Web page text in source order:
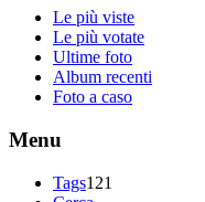
Le più viste
Le più votate
Ultime foto
Album recenti
Foto a caso
Menu
Tags121